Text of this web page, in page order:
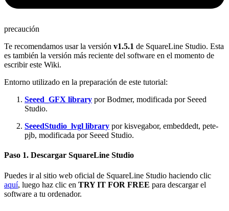
precaución
Te recomendamos usar la versión v1.5.1 de SquareLine Studio. Esta
es también la versión más reciente del software en el momento de
escribir este Wiki.
Entorno utilizado en la preparación de este tutorial:
Seeed_GFX library por Bodmer, modificada por Seeed
Studio.
SeeedStudio_lvgl library por kisvegabor, embeddedt, pete-
pjb, modificada por Seeed Studio.
Paso 1. Descargar SquareLine Studio
Puedes ir al sitio web oficial de SquareLine Studio haciendo clic
aquí, luego haz clic en TRY IT FOR FREE para descargar el
software a tu ordenador.